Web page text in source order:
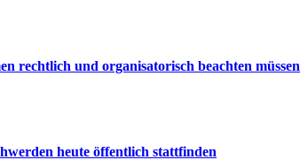
rechtlich und organisatorisch beachten müssen
heute öffentlich stattfinden